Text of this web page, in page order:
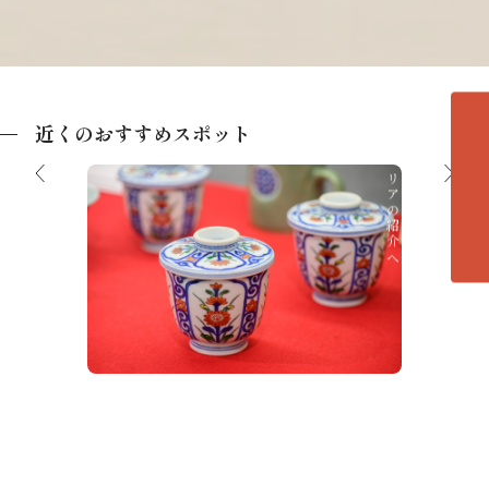
近くのおすすめスポット
飛騨・匠＆クラフトギャラリー
各エリアの紹介へ